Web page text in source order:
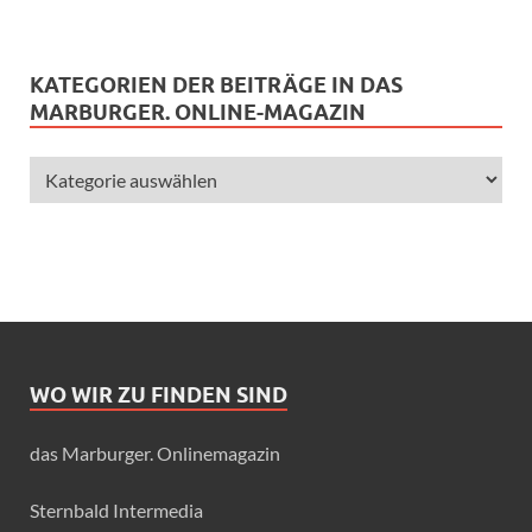
KATEGORIEN DER BEITRÄGE IN DAS
MARBURGER. ONLINE-MAGAZIN
WO WIR ZU FINDEN SIND
das Marburger. Onlinemagazin
Sternbald Intermedia